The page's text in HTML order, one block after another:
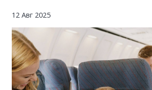
Politics
Sport
12 Авг 2025